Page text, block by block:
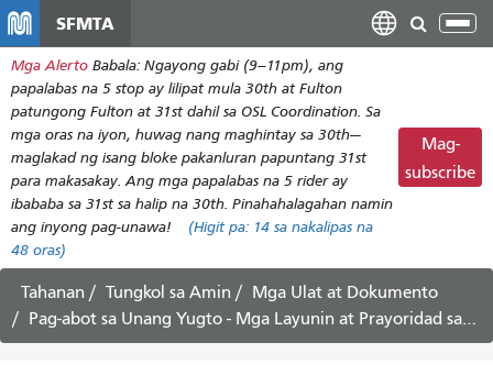
pangunahing
nilalaman
SFMTA
I-
Mga Alerto Babala: Ngayong gabi (9–11pm), ang
papalabas na 5 stop ay lilipat mula 30th at Fulton
patungong Fulton at 31st dahil sa OSL Coordination. Sa
mga oras na iyon, huwag nang maghintay sa 30th—
maglakad ng isang bloke pakanluran papuntang 31st
para makasakay. Ang mga papalabas na 5 rider ay
ibababa sa 31st sa halip na 30th. Pinahahalagahan namin
ang inyong pag-unawa!
(Higit pa: 14 sa nakalipas na
48 oras)
Mag-
subscribe
Tahanan Tungkol sa Amin
Mga Ulat at Dokumento
Pag-abot sa Unang Yugto - Mga Layunin at Prayoridad sa Transportasyon ng Komunidad (Disyembre 1, 2015)